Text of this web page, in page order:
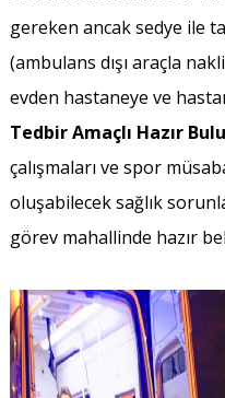
gereken ancak sedye ile
(ambulans dışı araçla
evden hastaneye ve
Tedbir Amaçlı Hazır
çalışmaları ve spor
oluşabilecek sağlık
görev mahallinde hazır